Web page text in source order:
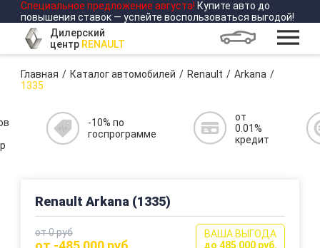
Специальное предложение августа! Купите авто до
повышения ставок — успейте воспользоваться выгодой!
Дилерский
центр RENAULT
Главная Каталог автомобилей Renault
Arkana
1335
-10% по
госпрограмме
от
0.01%
кредит
Renault Arkana (1335)
от 0 руб
ВАША ВЫГОДА
до 485 000 руб.